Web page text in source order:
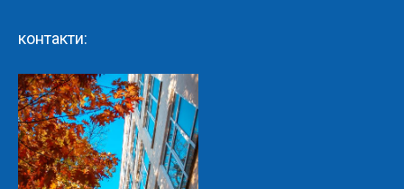
контакти: